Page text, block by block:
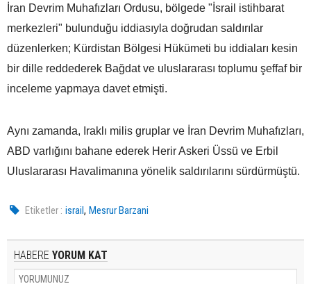
İran Devrim Muhafızları Ordusu, bölgede "İsrail istihbarat
merkezleri" bulunduğu iddiasıyla doğrudan saldırılar
düzenlerken; Kürdistan Bölgesi Hükümeti bu iddiaları kesin
bir dille reddederek Bağdat ve uluslararası toplumu şeffaf bir
inceleme yapmaya davet etmişti.
Aynı zamanda, Iraklı milis gruplar ve İran Devrim Muhafızları,
ABD varlığını bahane ederek Herir Askeri Üssü ve Erbil
Uluslararası Havalimanına yönelik saldırılarını sürdürmüştü.
Etiketler : israil,Mesrur Barzani
HABERE YORUM KAT